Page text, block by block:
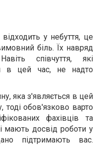
у небуття, це
біль. Їх навряд
співчуття, які
в цей час, не надто
яка з'являється в цей
тоді обов'язково варто
фахівців та
мають досвід роботи у
підтримають вас.